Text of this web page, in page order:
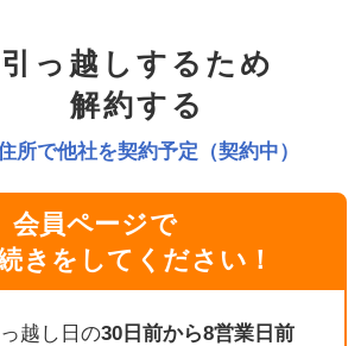
引っ越しするため
解約する
所で他社を契約予定（契約中）
会員ページで
きをしてください！
越し日の30日前から8営業日前